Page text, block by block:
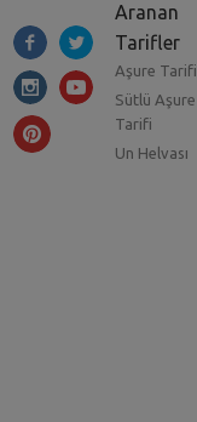
Aranan
Tarifler
Aşure Tarifi
Sütlü Aşure
Tarifi
Un Helvası